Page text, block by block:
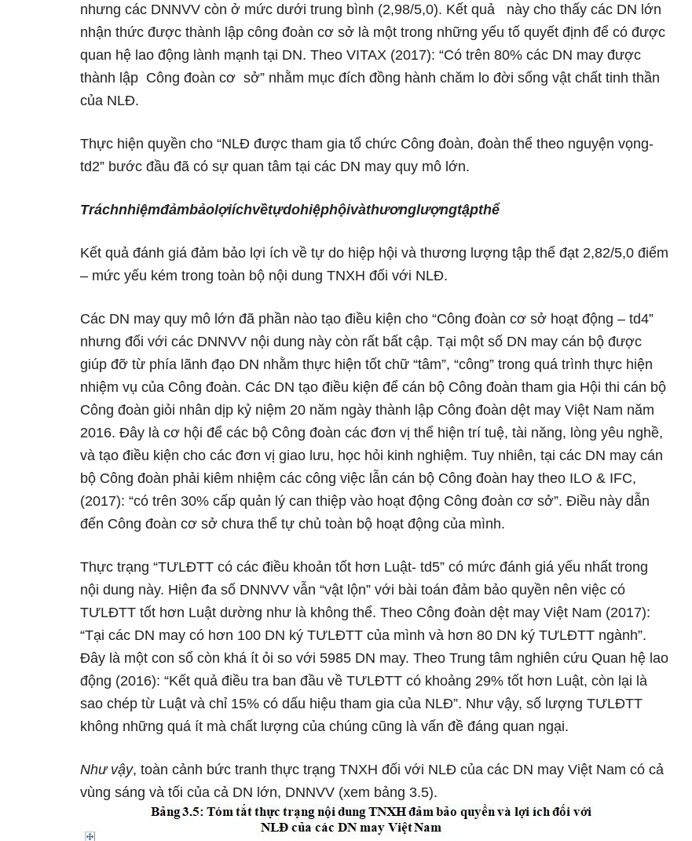
nhưng các DNNVV còn ở mức dưới trung bình (2,98/5,0). Kết quả này cho thấy các DN lớn
nhận thức được thành lập công đoàn cơ sở là một trong những yếu tố quyết định để có được
quan hệ lao động lành mạnh tại DN. Theo VITAX (2017): “Có trên 80% các DN may được
thành lập Công đoàn cơ sở” nhằm mục đích đồng hành chăm lo đời sống vật chất tinh thần
của NLĐ.
Thực hiện quyền cho “NLĐ được tham gia tổ chức Công đoàn, đoàn thể theo nguyện vọng-
td2” bước đầu đã có sự quan tâm tại các DN may quy mô lớn.
Tráchnhiệmđảmbảolợiíchvềtựdohiệphộivàthươnglượngtậpthể
Kết quả đánh giá đảm bảo lợi ích về tự do hiệp hội và thương lượng tập thể đạt 2,82/5,0 điểm
– mức yếu kém trong toàn bộ nội dung TNXH đối với NLĐ.
Các DN may quy mô lớn đã phần nào tạo điều kiện cho “Công đoàn cơ sở hoạt động – td4”
nhưng đối với các DNNVV nội dung này còn rất bất cập. Tại một số DN may cán bộ được
giúp đỡ từ phía lãnh đạo DN nhằm thực hiện tốt chữ “tâm”, “công” trong quá trình thực hiện
nhiệm vụ của Công đoàn. Các DN tạo điều kiện để cán bộ Công đoàn tham gia Hội thi cán bộ
Công đoàn giỏi nhân dịp kỷ niệm 20 năm ngày thành lập Công đoàn dệt may Việt Nam năm
2016. Đây là cơ hội để các bộ Công đoàn các đơn vị thể hiện trí tuệ, tài năng, lòng yêu nghề,
và tạo điều kiện cho các đơn vị giao lưu, học hỏi kinh nghiệm. Tuy nhiên, tại các DN may cán
bộ Công đoàn phải kiêm nhiệm các công việc lẫn cán bộ Công đoàn hay theo ILO & IFC,
(2017): “có trên 30% cấp quản lý can thiệp vào hoạt động Công đoàn cơ sở”. Điều này dẫn
đến Công đoàn cơ sở chưa thể tự chủ toàn bộ hoạt động của mình.
Thực trạng “TƯLĐTT có các điều khoản tốt hơn Luật- td5” có mức đánh giá yếu nhất trong
nội dung này. Hiện đa số DNNVV vẫn “vật lộn” với bài toán đảm bảo quyền nên việc có
TƯLĐTT tốt hơn Luật dường như là không thể. Theo Công đoàn dệt may Việt Nam (2017):
“Tại các DN may có hơn 100 DN ký TƯLĐTT của mình và hơn 80 DN ký TƯLĐTT ngành”.
Đây là một con số còn khá ít ỏi so với 5985 DN may. Theo Trung tâm nghiên cứu Quan hệ lao
động (2016): “Kết quả điều tra ban đầu về TƯLĐTT có khoảng 29% tốt hơn Luật, còn lại là
sao chép từ Luật và chỉ 15% có dấu hiệu tham gia của NLĐ”. Như vậy, số lượng TƯLĐTT
không những quá ít mà chất lượng của chúng cũng là vấn đề đáng quan ngại.
Như vậy, toàn cảnh bức tranh thực trạng TNXH đối với NLĐ của các DN may Việt Nam có cả
vùng sáng và tối của cả DN lớn, DNNVV (xem bảng 3.5).